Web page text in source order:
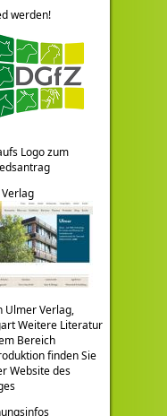
werden!
Logo zum
Ulmer Verlag,
Weitere Literatur
Bereich
finden Sie
Website des